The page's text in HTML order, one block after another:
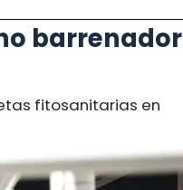
barrenador
fitosanitarias en